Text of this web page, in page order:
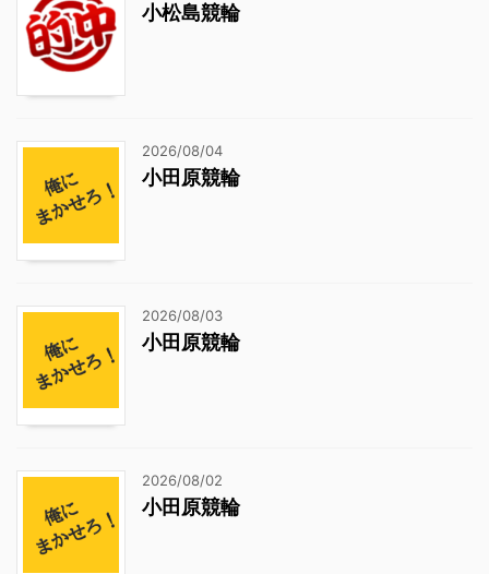
小松島競輪
2026/08/04
小田原競輪
2026/08/03
小田原競輪
2026/08/02
小田原競輪